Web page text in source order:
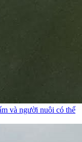
và người nuôi có thể